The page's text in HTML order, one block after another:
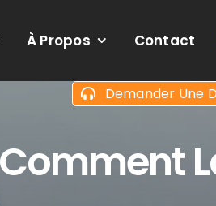
À Propos Contact
Demander Une